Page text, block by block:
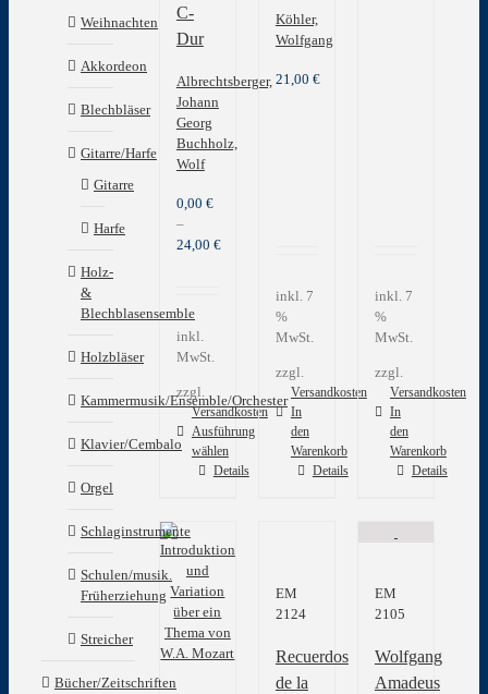
C-
Dur
Albrechtsberger,
Johann
Georg
Buchholz,
Wolf
0,00 €
–
24,00 €
inkl.
MwSt.
zzgl.
Versandkosten
Ausführung
wählen
Dieses
mehrere
Varianten
auf.
Die
Optionen
können
auf
der
Details
Köhler,
Wolfgang
21,00 €
inkl. 7
%
MwSt.
zzgl.
Versandkosten
In
den
Warenkorb
Details
inkl. 7
%
MwSt.
zzgl.
Versandkosten
In
den
Warenkorb
Details
EM
2124
Recuerdos
de la
EM
2105
Wolfgang
Amadeus
Weihnachten
Akkordeon
Blechbläser
Gitarre/Harfe
Gitarre
Harfe
Holz-
&
Blechblasensemble
Holzbläser
Kammermusik/Ensemble/Orchester
Klavier/Cembalo
Orgel
Schlaginstrumente
Schulen/musik.
Früherziehung
Streicher
Bücher/Zeitschriften